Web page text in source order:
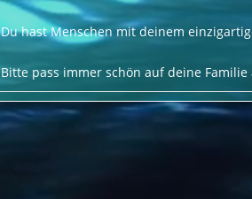
Du hast Menschen mit deinem
Bitte pass immer schön auf deine